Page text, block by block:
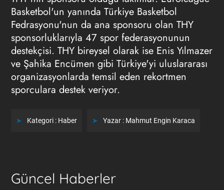
Basketbol'un yanında Türkiye Basketbol
Fedrasyonu'nun da ana sponsoru olan THY
sponsorluklarıyla 47 spor federasyonunun
destekçisi. THY bireysel olarak ise Enis Yılmazer
ve Şahika Encümen gibi Türkiye'yi uluslararası
organizasyonlarda temsil eden rekortmen
sporculara destek veriyor.
Kategori : Haber Yazar : Mahmut Engin Karaca
Güncel Haberler